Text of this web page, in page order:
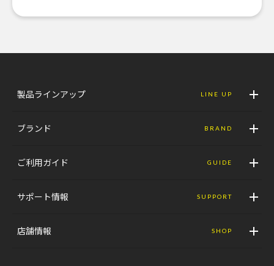
製品ラインアップ LINE UP
ブランド BRAND
ご利用ガイド GUIDE
サポート情報 SUPPORT
店舗情報 SHOP